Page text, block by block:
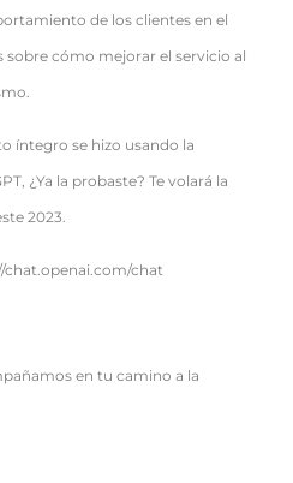
de los clientes en el
cómo mejorar el servicio al
íntegro se hizo usando la
¿Ya la probaste? Te volará la
2023.
chat.openai.com/chat
en tu camino a la